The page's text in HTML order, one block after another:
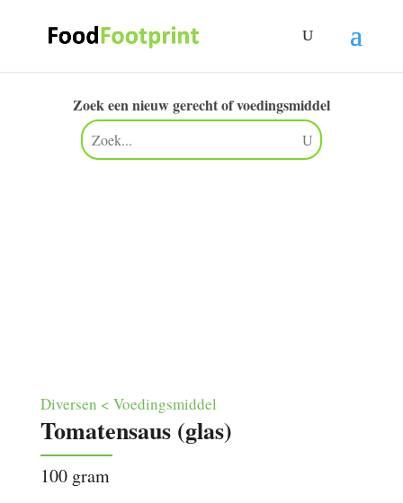
Zoek een nieuw gerecht of voedingsmiddel
Diversen < Voedingsmiddel
Tomatensaus (glas)
100 gram